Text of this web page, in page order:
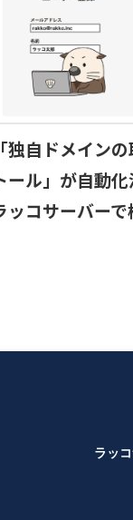
「独自ドメイン
ール」が自動化
ッコサーバー
ラッ